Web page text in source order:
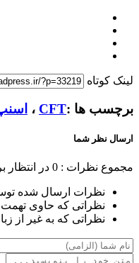
لینک کوتاه
برچسب ها :CFT ،
ارسال نظر شما
مجموع نظرات : 0 در انتظار
نظرات ارسال شده
نظراتی که حاوی تهمت
نظراتی که به غیر از